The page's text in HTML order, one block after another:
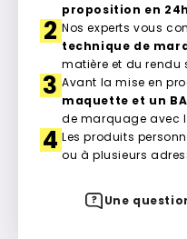
proposition en 24h
2 Nos experts vous
technique de
matière et du rendu
3Avant la mise en
maquette et un
de marquage avec
4Les produits
ou à plusieurs
Une